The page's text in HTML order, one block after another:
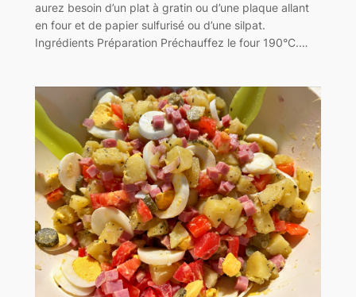
aurez besoin d’un plat à gratin ou d’une plaque allant
en four et de papier sulfurisé ou d’une silpat.
Ingrédients Préparation Préchauffez le four 190°C.…